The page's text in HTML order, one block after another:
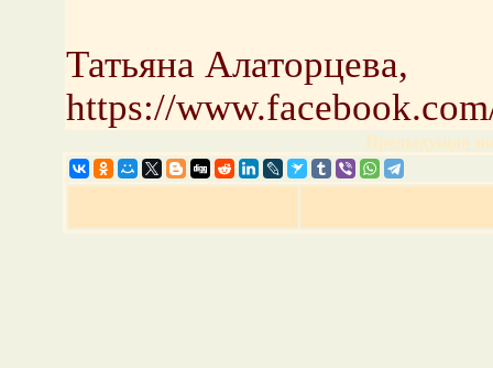
Татьяна Алаторцева,
https://
Предыдущая